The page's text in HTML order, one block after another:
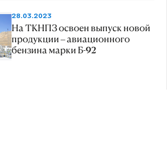
28.03.2023
На ТКНПЗ освоен выпуск новой
продукции – авиационного
бензина марки Б-92